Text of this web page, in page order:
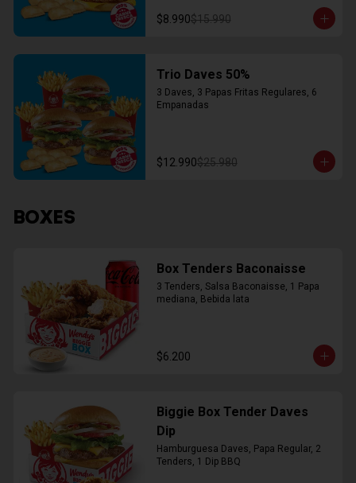
$8.990$15.990
Trio Daves 50%
3 Daves, 3 Papas Fritas Regulares, 6
Empanadas
$12.990$25.980
BOXES
Box Tenders Baconaisse
3 Tenders, Salsa Baconaisse, 1 Papa
mediana, Bebida lata
$6.200
Biggie Box Tender Daves
Dip
Hamburguesa Daves, Papa Regular, 2
Tenders, 1 Dip BBQ